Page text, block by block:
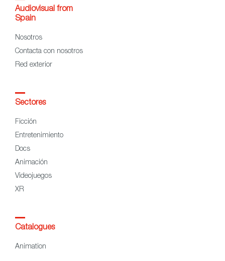
Audiovisual from
Spain
Nosotros
Contacta con nosotros
Red exterior
Sectores
Ficción
Entretenimiento
Docs
Animación
Videojuegos
XR
Catalogues
Animation